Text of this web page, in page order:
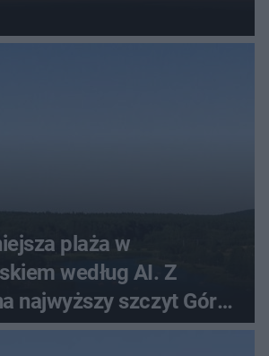
plaża w
według AI. Z
najwyższy szczyt Gór